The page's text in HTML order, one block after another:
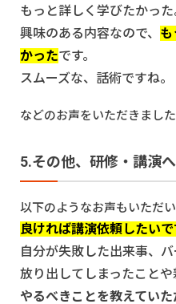
もっと詳しく学びたかった
興味のある内容なので、
かったです。
スムーズな、話術ですね。
などのお声をいただきました
5.その他、研修・講演
以下のようなお声もいただい
良ければ講演依頼したいで
自分が失敗した出来事、
放り出してしまったことや
やるべきことを教えてい